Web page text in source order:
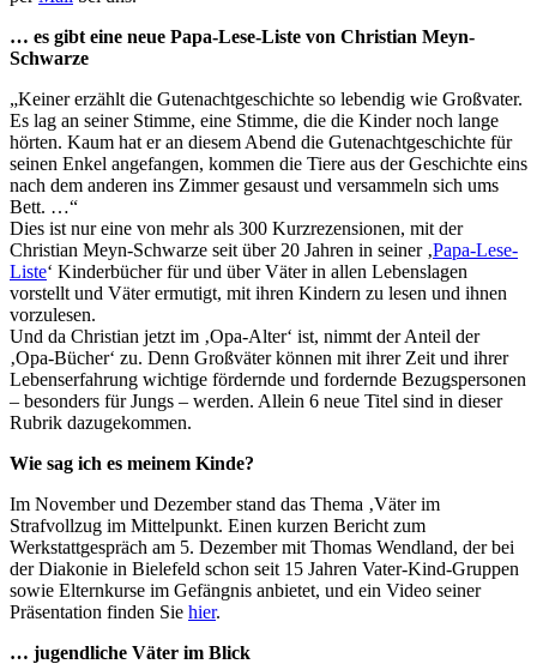
… es gibt eine neue Papa-Lese-Liste von Christian Meyn-
Schwarze
„Keiner erzählt die Gutenachtgeschichte so lebendig wie Großvater.
Es lag an seiner Stimme, eine Stimme, die die Kinder noch lange
hörten. Kaum hat er an diesem Abend die Gutenachtgeschichte für
seinen Enkel angefangen, kommen die Tiere aus der Geschichte eins
nach dem anderen ins Zimmer gesaust und versammeln sich ums
Bett. …“
Dies ist nur eine von mehr als 300 Kurzrezensionen, mit der
Christian Meyn-Schwarze seit über 20 Jahren in seiner ‚Papa-Lese-
Liste‘ Kinderbücher für und über Väter in allen Lebenslagen
vorstellt und Väter ermutigt, mit ihren Kindern zu lesen und ihnen
vorzulesen.
Und da Christian jetzt im ‚Opa-Alter‘ ist, nimmt der Anteil der
‚Opa-Bücher‘ zu. Denn Großväter können mit ihrer Zeit und ihrer
Lebenserfahrung wichtige fördernde und fordernde Bezugspersonen
– besonders für Jungs – werden. Allein 6 neue Titel sind in dieser
Rubrik dazugekommen.
Wie sag ich es meinem Kinde?
Im November und Dezember stand das Thema ‚Väter im
Strafvollzug im Mittelpunkt. Einen kurzen Bericht zum
Werkstattgespräch am 5. Dezember mit Thomas Wendland, der bei
der Diakonie in Bielefeld schon seit 15 Jahren Vater-Kind-Gruppen
sowie Elternkurse im Gefängnis anbietet, und ein Video seiner
Präsentation finden Sie hier.
… jugendliche Väter im Blick